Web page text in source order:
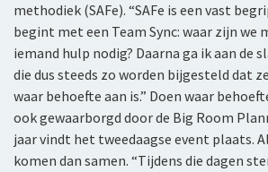
Expat Pakket Individueel
Expat Pakket Collectief
Zakenreisverzekering Individueel
Zakenreisverzekering Collectief
methodiek (SAFe). “SAFe is een vast
begint met een Team Sync: waar zijn we
iemand hulp nodig? Daarna ga ik aan de
die dus steeds zo worden bijgesteld dat
waar behoefte aan is.” Doen waar
ook gewaarborgd door de Big Room
jaar vindt het tweedaagse event plaats.
komen dan samen. “Tijdens die dagen